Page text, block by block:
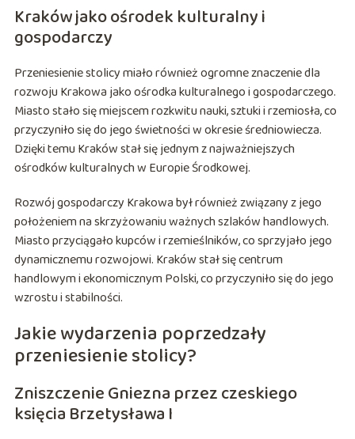
Kraków jako ośrodek kulturalny i
gospodarczy
Przeniesienie stolicy miało również ogromne znaczenie dla
rozwoju Krakowa jako ośrodka kulturalnego i gospodarczego.
Miasto stało się miejscem rozkwitu nauki, sztuki i rzemiosła, co
przyczyniło się do jego świetności w okresie średniowiecza.
Dzięki temu Kraków stał się jednym z najważniejszych
ośrodków kulturalnych w Europie Środkowej.
Rozwój gospodarczy Krakowa był również związany z jego
położeniem na skrzyżowaniu ważnych szlaków handlowych.
Miasto przyciągało kupców i rzemieślników, co sprzyjało jego
dynamicznemu rozwojowi. Kraków stał się centrum
handlowym i ekonomicznym Polski, co przyczyniło się do jego
wzrostu i stabilności.
Jakie wydarzenia poprzedzały
przeniesienie stolicy?
Zniszczenie Gniezna przez czeskiego
księcia Brzetysława I